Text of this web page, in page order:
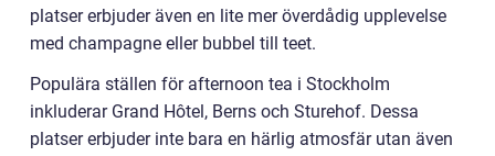
platser erbjuder även en lite mer överdådig upplevelse
med champagne eller bubbel till teet.
Populära ställen för afternoon tea i Stockholm
inkluderar Grand Hôtel, Berns och Sturehof. Dessa
platser erbjuder inte bara en härlig atmosfär utan även